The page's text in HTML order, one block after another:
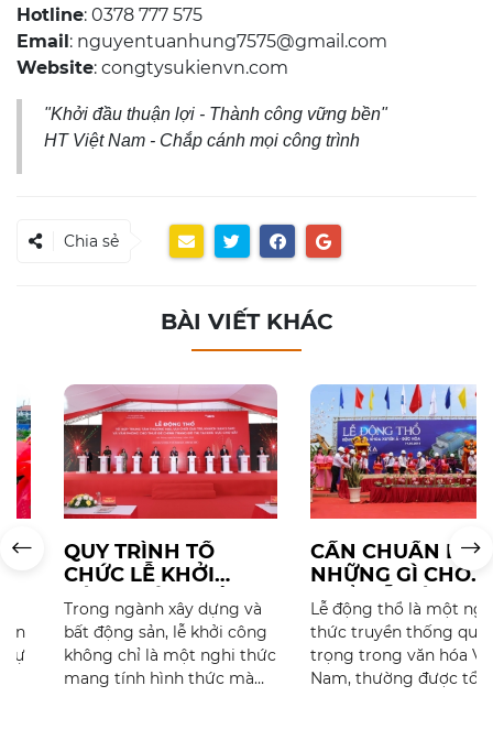
Hotline: 0378 777 575
Email: nguyentuanhung7575@gmail.com
Website: congtysukienvn.com
"Khởi đầu thuận lợi - Thành công vững bền"
HT Việt Nam - Chắp cánh mọi công trình
Chia sẻ
BÀI VIẾT KHÁC
QUY TRÌNH TỔ
CHỨC LỄ KHỞI
CÔNG: BÍ QUYẾT
TẠO NÊN SỰ KIỆN
THÀNH CÔNG VÀ
CHUYÊN NGHIỆP
Trong ngành xây dựng và
bất động sản, lễ khởi công
không chỉ là một nghi thức
mang tính hình thức mà
CẦN CHUẨN BỊ
NHỮNG GÌ CHO
BUỔI LỄ ĐỘNG THỔ
THÀNH CÔNG?
Lễ động thổ là một nghi
thức truyền thống quan
trọng trong văn hóa Việt
Nam, thường được tổ chức